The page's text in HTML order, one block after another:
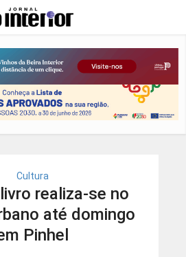
Cultura
realiza-se no
até domingo
Pinhel